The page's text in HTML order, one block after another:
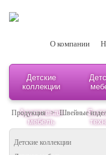
О компании
Детские
коллекции
Адаптивная
мебель
Продукция > Швейные
Детские коллекции